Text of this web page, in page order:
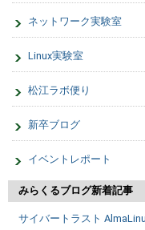
ネットワーク実験室
Linux実験室
松江ラボ便り
新卒ブログ
イベントレポート
みらくるブログ新着記事
サイバートラスト